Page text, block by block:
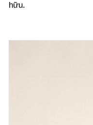
hữu.